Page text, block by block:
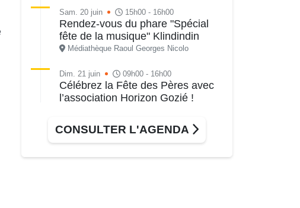
Sam. 20 juin 15h00 - 16h00
Rendez-vous du phare "Spécial
fête de la musique" Klindindin
Médiathèque Raoul Georges Nicolo
Dim. 21 juin 09h00 - 16h00
Célébrez la Fête des Pères avec
l’association Horizon Gozié !
CONSULTER L'AGENDA